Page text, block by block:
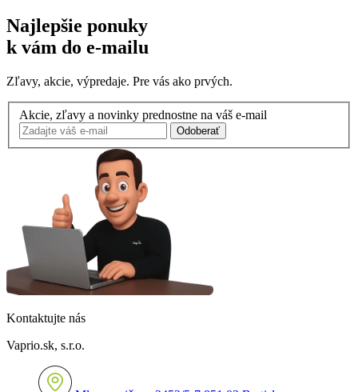
Najlepšie ponuky
k vám do e-mailu
Zľavy, akcie, výpredaje. Pre vás ako prvých.
Akcie, zľavy a novinky prednostne na váš e-mail
Odoberať
Kontaktujte nás
Vaprio.sk, s.r.o.